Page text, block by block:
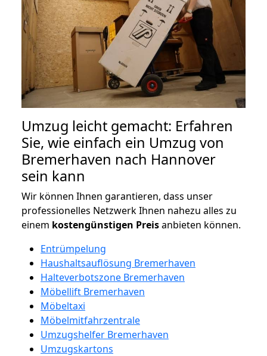
Umzug leicht gemacht: Erfahren
Sie, wie einfach ein Umzug von
Bremerhaven nach Hannover
sein kann
Wir können Ihnen garantieren, dass unser
professionelles Netzwerk Ihnen nahezu alles zu
einem kostengünstigen Preisanbieten können.
Entrümpelung
Haushaltsauflösung Bremerhaven
Halteverbotszone Bremerhaven
Möbellift Bremerhaven
Möbeltaxi
Möbelmitfahrzentrale
Umzugshelfer Bremerhaven
Umzugskartons